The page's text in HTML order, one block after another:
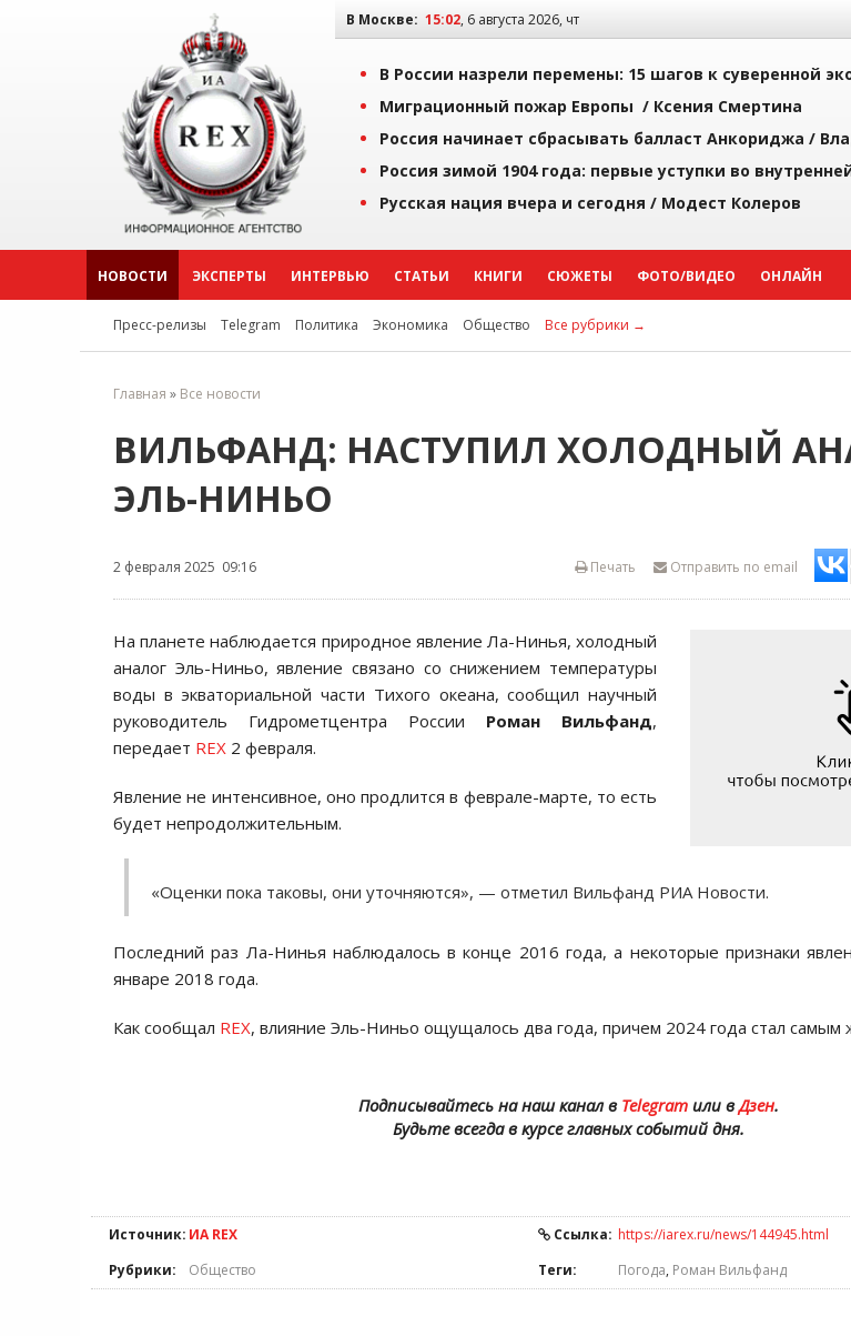
В Москве: 15:02, 6 августа 2026, чт
В России назрели перемены: 15 шагов к суверенной
Миграционный пожар Европы / Ксения Смертина
Россия начинает сбрасывать балласт Анкориджа /
Россия зимой 1904 года: первые уступки во
Русская нация вчера и сегодня / Модест Колеров
НОВОСТИ ЭКСПЕРТЫ ИНТЕРВЬЮ СТАТЬИ КНИГИ СЮЖЕТЫ ФОТО/ВИДЕО ОНЛАЙН
Пресс-релизы Telegram Политика Экономика Общество Все рубрики →
Главная » Все новости
ВИЛЬФАНД: НАСТУПИЛ ХОЛОДНЫЙ
ЭЛЬ-НИНЬО
2 февраля 2025 09:16 Отправить по email
Печать
На планете наблюдается природное явление Ла-Нинья, холодный
аналог Эль-Ниньо, явление связано со снижением температуры
воды в экваториальной части Тихого океана, сообщил научный
руководитель Гидрометцентра России Роман Вильфанд,
передает REX 2 февраля.
Явление не интенсивное, оно продлится в феврале-марте, то есть
будет непродолжительным.
«Оценки пока таковы, они уточняются», — отметил Вильфанд РИА Новости.
Последний раз Ла-Нинья наблюдалось в конце 2016 года, а некоторые признаки
январе 2018 года.
Как сообщал REX, влияние Эль-Ниньо ощущалось два года, причем 2024 года стал самым
Подписывайтесь на наш канал в Telegramили вДзен.
Будьте всегда в курсе главных событий дня.
Источник: ИА REX Ссылка: https://iarex.ru/news/144945.html
Рубрики:
Общество Теги: Погода, Роман Вильфанд